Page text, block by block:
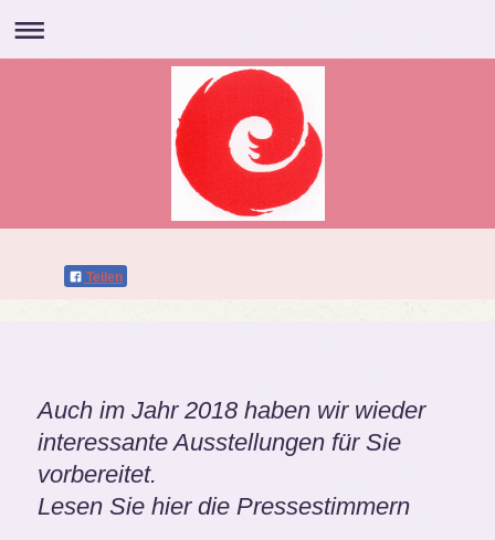
Teilen
Auch im Jahr 2018 haben wir wieder
interessante Ausstellungen für Sie
vorbereitet.
Lesen Sie hier die Pressestimmern